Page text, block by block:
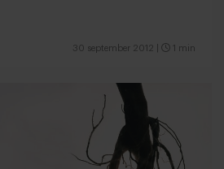
30 september 2012 1 min